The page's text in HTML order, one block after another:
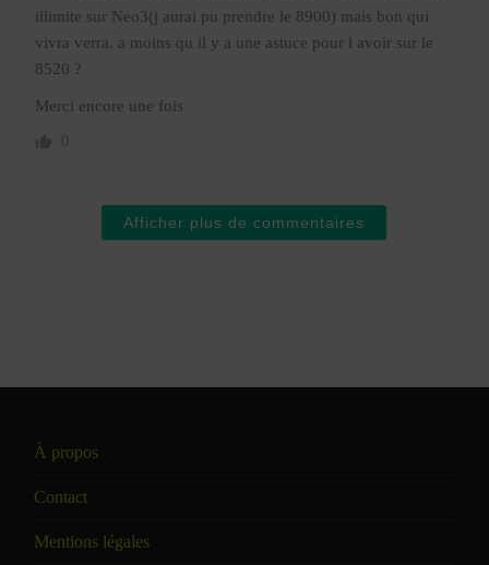
illimite sur Neo3(j aurai pu prendre le 8900) mais bon qui
vivra verra. a moins qu il y a une astuce pour l avoir sur le
8520 ?
Merci encore une fois
Afficher plus de commentaires
À propos
Contact
Mentions légales